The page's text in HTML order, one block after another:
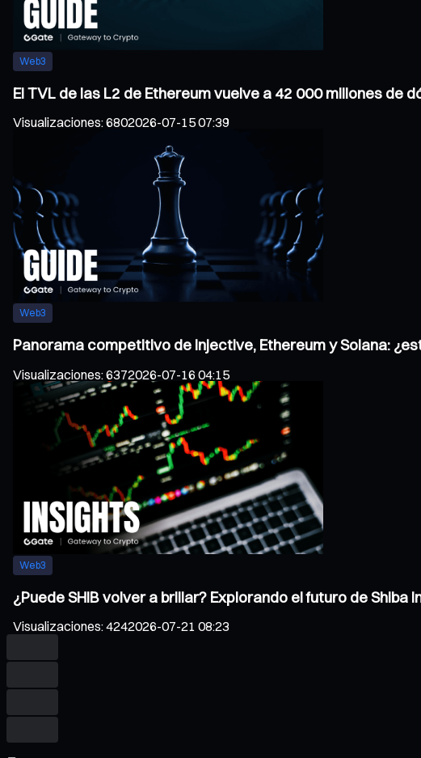
Web3
El TVL de las L2 de Ethereum vuelve a 42 000 millones de
Visualizaciones:6802026-07-15 07:39
Web3
Panorama competitivo de Injective, Ethereum y Solana:
Visualizaciones:6372026-07-16 04:15
Web3
¿Puede SHIB volver a brillar? Explorando el futuro de
Visualizaciones:4242026-07-21 08:23